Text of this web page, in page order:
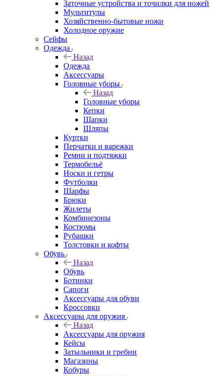
Заточные устройства и точилки для ножей
Мультитулы
Хозяйственно-бытовые ножи
Холодное оружие
Сейфы
Одежда
Назад
Одежда
Аксессуары
Головные уборы
Назад
Головные уборы
Кепки
Шапки
Шляпы
Куртки
Перчатки и варежки
Ремни и подтяжки
Термобельё
Носки и гетры
Футболки
Шарфы
Брюки
Жилеты
Комбинезоны
Костюмы
Рубашки
Толстовки и кофты
Обувь
Назад
Обувь
Ботинки
Сапоги
Аксессуары для обуви
Кроссовки
Аксессуары для оружия
Назад
Аксессуары для оружия
Кейсы
Затыльники и гребни
Магазины
Кобуры